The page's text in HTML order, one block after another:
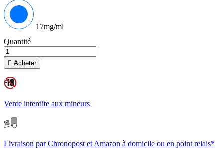
17mg/ml
Quantité
 Acheter
Vente interdite aux mineurs
Livraison par Chronopost et Amazon à domicile ou en point relais*